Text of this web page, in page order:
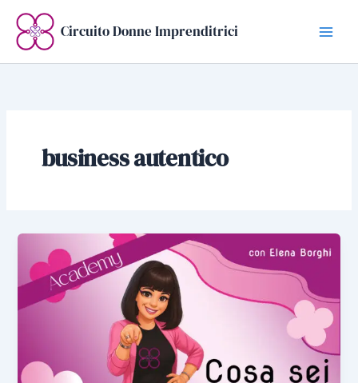
contenuto
Circuito Donne Imprenditrici
business autentico